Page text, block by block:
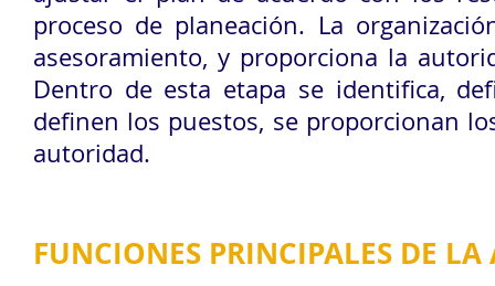
proceso de planeación. La
asesoramiento, y proporciona la
Dentro de esta etapa se identifica,
definen los puestos, se proporcionan
autoridad.
FUNCIONES PRINCIPALES DE